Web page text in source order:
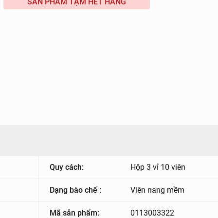
Quy cách: Hộp 3 vỉ 10 viên
Dạng bào chế : Viên nang mềm
Mã sản phẩm: 0113003322